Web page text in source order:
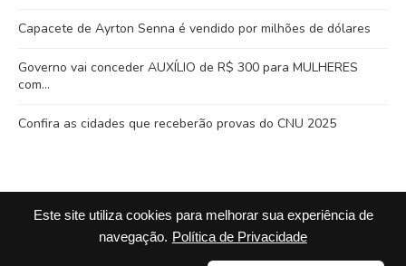
Este site utiliza cookies para melhorar sua experiência de
navegação. Política de Privacidade
Capacete de Ayrton Senna é vendido por milhões de dólares
Governo vai conceder AUXÍLIO de R$ 300 para MULHERES
com…
Confira as cidades que receberão provas do CNU 2025